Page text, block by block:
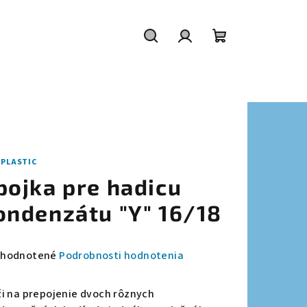
pre hadicu
"Y" 16/18
Podrobnosti hodnotenia
na prepojenie dvoch rôznych